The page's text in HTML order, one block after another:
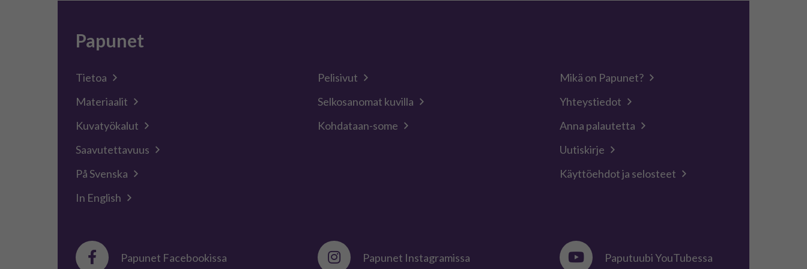
Papunet
Tietoa
Materiaalit
Kuvatyökalut
Saavutettavuus
På Svenska
In English
Pelisivut
Selkosanomat kuvilla
Kohdataan-some
Mikä on Papunet?
Yhteystiedot
Anna palautetta
Uutiskirje
Käyttöehdot ja selosteet
Papunet Facebookissa Papunet Instagramissa Paputuubi YouTubessa